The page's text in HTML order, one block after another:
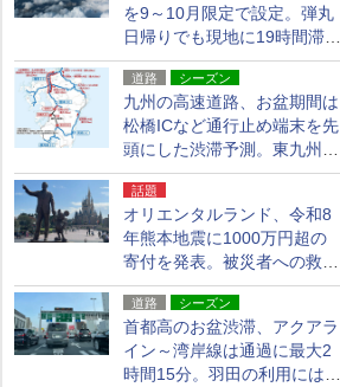
を9～10月限定で設定。弾丸
日帰りでも現地に19時間滞在
できる
道路 シーズン
九州の高速道路、お盆期間は
松橋ICなど通行止め端末を先
頭にした渋滞予測。東九州道
への迂回は料金調整を実施
話題
オリエンタルランド、令和8
年熊本地震に1000万円超の
寄付を発表。被災者への救援
活動・復旧支援
道路 シーズン
首都高のお盆渋滞、アクアラ
イン～湾岸線は通過に最大2
時間15分。羽田の利用には